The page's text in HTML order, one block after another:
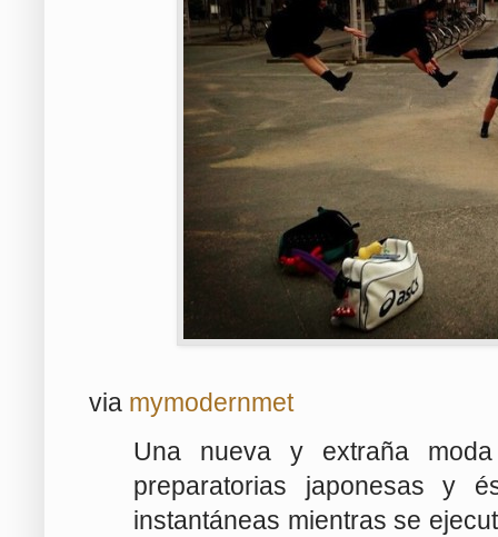
via mymodernmet
Una nueva y extraña
preparatorias japonesas y
instantáneas mientras se